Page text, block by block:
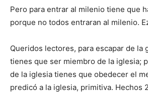
Pero para entrar al milenio tiene que
porque no todos entraran al milenio.
Queridos lectores, para escapar de la
tienes que ser miembro de la iglesia;
de la iglesia tienes que obedecer el
predicó a la iglesia, primitiva. Hechos